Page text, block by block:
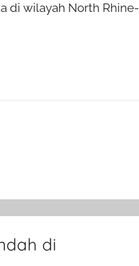
di wilayah North Rhine-
di